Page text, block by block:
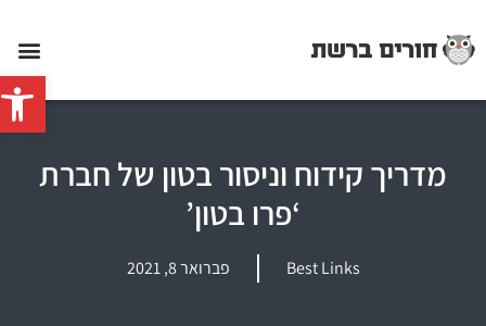
פתח
מדריך קידוח וניסור בטון של חברת
‘פרו בטון’
Best Links פברואר 8, 2021